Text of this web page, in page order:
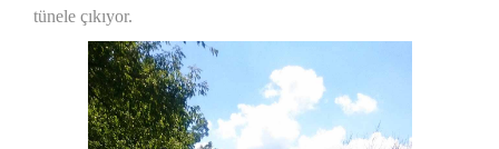
tünele çıkıyor.